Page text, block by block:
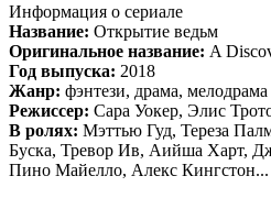
Информация о сериале
Название: Открытие ведьм
Оригинальное название: A
Год выпуска: 2018
Жанр: фэнтези, драма, мелодрама
Режиссер: Сара Уокер, Элис
В ролях: Мэттью Гуд, Тереза
Буска, Тревор Ив, Аийша Харт,
Пино Майелло, Алекс Кингстон...